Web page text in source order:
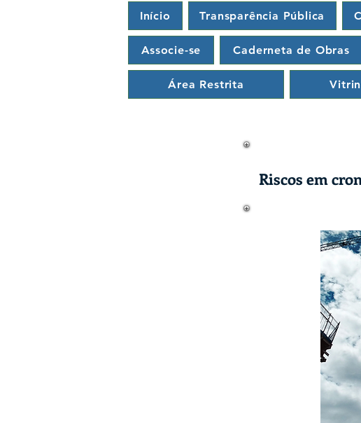
Início Transparência Pública
Associe-se Caderneta de Obras
Área Restrita
​​Riscos em